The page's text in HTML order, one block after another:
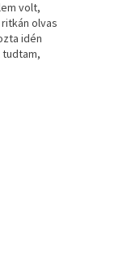
volt,
olvas
idén
tudtam,